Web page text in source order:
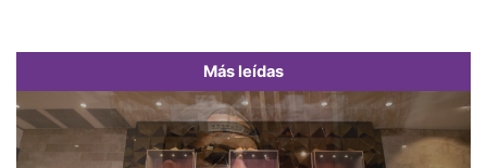
Más leídas